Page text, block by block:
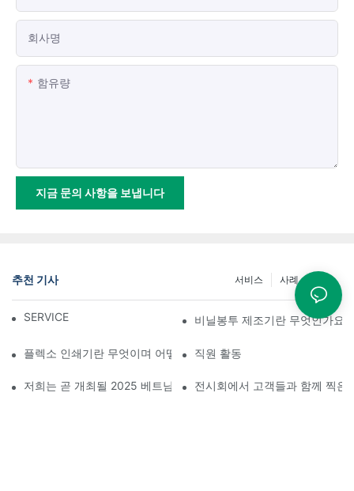
회사명
함유량
지금 문의 사항을 보냅니다
추천 기사 소식
사례
서비스
SERVICE 비닐봉투 제조기란 무엇인가요?
플렉소 인쇄기란 무엇이며 어떻게 작동합니까?
직원 활동
저희는 곧 개최될 2025 베트남 국제 플라스틱 및 고무 산업 전시회
전시회에서 고객들과 함께 찍은